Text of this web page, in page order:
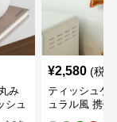
み
シュ
¥2,580 (税
ティッシュケ
ュラル風 携帯